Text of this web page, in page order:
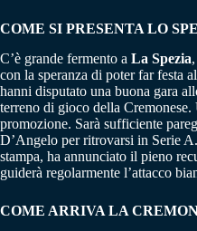
COME SI PRESENTA LO
C’è grande fermento a La Spezia
con la speranza di poter far festa
hanni disputato una buona gara
terreno di gioco della
promozione. Sarà sufficiente
D’Angelo per ritrovarsi in Serie
stampa, ha annunciato il pieno
guiderà regolarmente l’attacco
COME ARRIVA LA